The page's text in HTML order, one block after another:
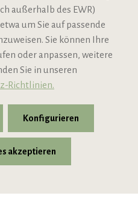
zzgl.Versandkosten
außerhalb des EWR)
um Sie auf passende
Sie können Ihre
oder anpassen, weitere
Sie in unseren
Richtlinien.
Konfigurieren
akzeptieren